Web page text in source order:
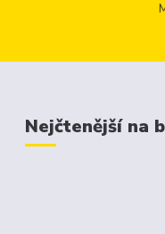
Nejčtenější na